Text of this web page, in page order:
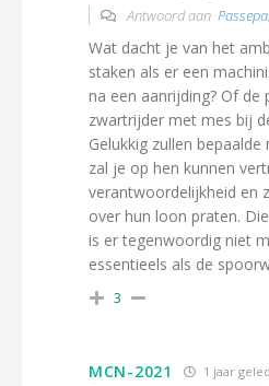
Antwoord aan
Wat dacht je van het
staken als er een
na een aanrijding? Of de
zwartrijder met mes bij
Gelukkig zullen
zal je op hen kunnen
verantwoordelijkheid en
over hun loon praten.
is er tegenwoordig niet
essentieels als de
3
MCN-2021 1 jaar